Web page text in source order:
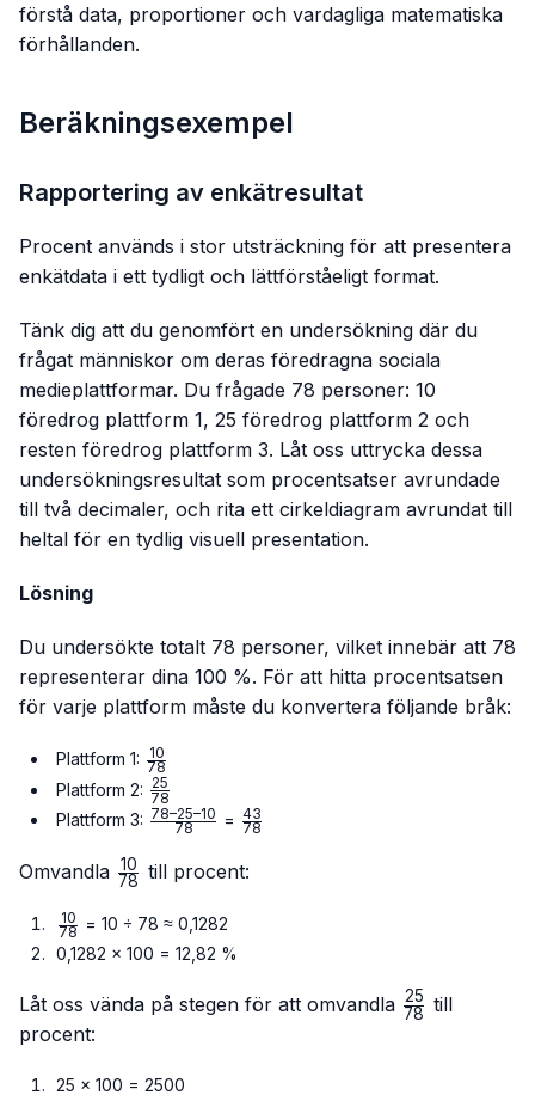
förstå data, proportioner och vardagliga matematiska
förhållanden.
Beräkningsexempel
Rapportering av enkätresultat
Procent används i stor utsträckning för att presentera
enkätdata i ett tydligt och lättförståeligt format.
Tänk dig att du genomfört en undersökning där du
frågat människor om deras föredragna sociala
medieplattformar. Du frågade 78 personer: 10
föredrog plattform 1, 25 föredrog plattform 2 och
resten föredrog plattform 3. Låt oss uttrycka dessa
undersökningsresultat som procentsatser avrundade
till två decimaler, och rita ett cirkeldiagram avrundat till
heltal för en tydlig visuell presentation.
Lösning
Du undersökte totalt 78 personer, vilket innebär att 78
representerar dina 100 %. För att hitta procentsatsen
för varje plattform måste du konvertera följande bråk:
Plattform 1: \frac{10}
{78}
78
10
Plattform 2: \frac{25}
{78}
78
25
Plattform 3: \frac{78
10}{78}
78
78–25–10 = \frac{43}
78
43
Omvandla \frac{10}
78
10 till procent:
\frac{10}
{78}
78
10
= 10 ÷ 78 ≈ 0,1282
0,1282 × 100 = 12,82 %
Låt oss vända på stegen för att omvandla \frac{25}
78
25 till
procent:
25 × 100 = 2500